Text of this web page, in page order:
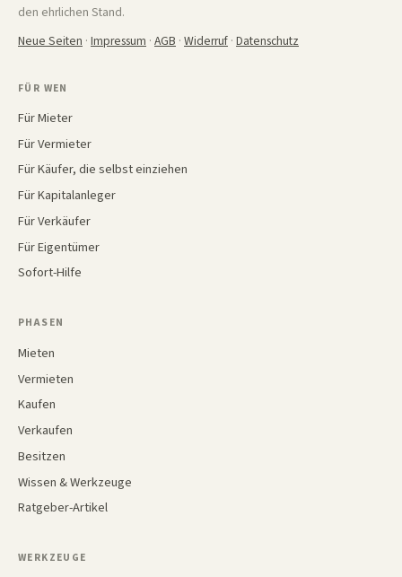
den ehrlichen Stand.
Neue Seiten · Impressum · AGB · Widerruf · Datenschutz
FÜR WEN
Für Mieter
Für Vermieter
Für Käufer, die selbst einziehen
Für Kapitalanleger
Für Verkäufer
Für Eigentümer
Sofort-Hilfe
PHASEN
Mieten
Vermieten
Kaufen
Verkaufen
Besitzen
Wissen & Werkzeuge
Ratgeber-Artikel
WERKZEUGE